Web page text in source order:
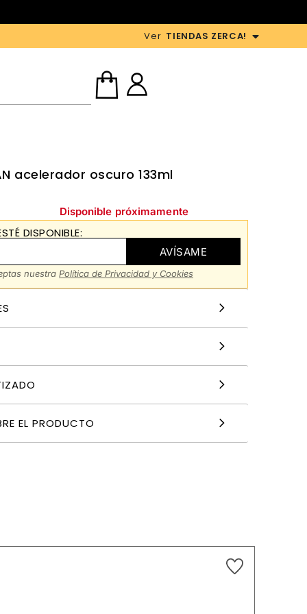
Ver TIENDAS ZERCA!
acelerador oscuro 133ml
Disponible próximamente
DISPONIBLE:
AVÍSAME
nuestra Política de Privacidad y Cookies
EL PRODUCTO